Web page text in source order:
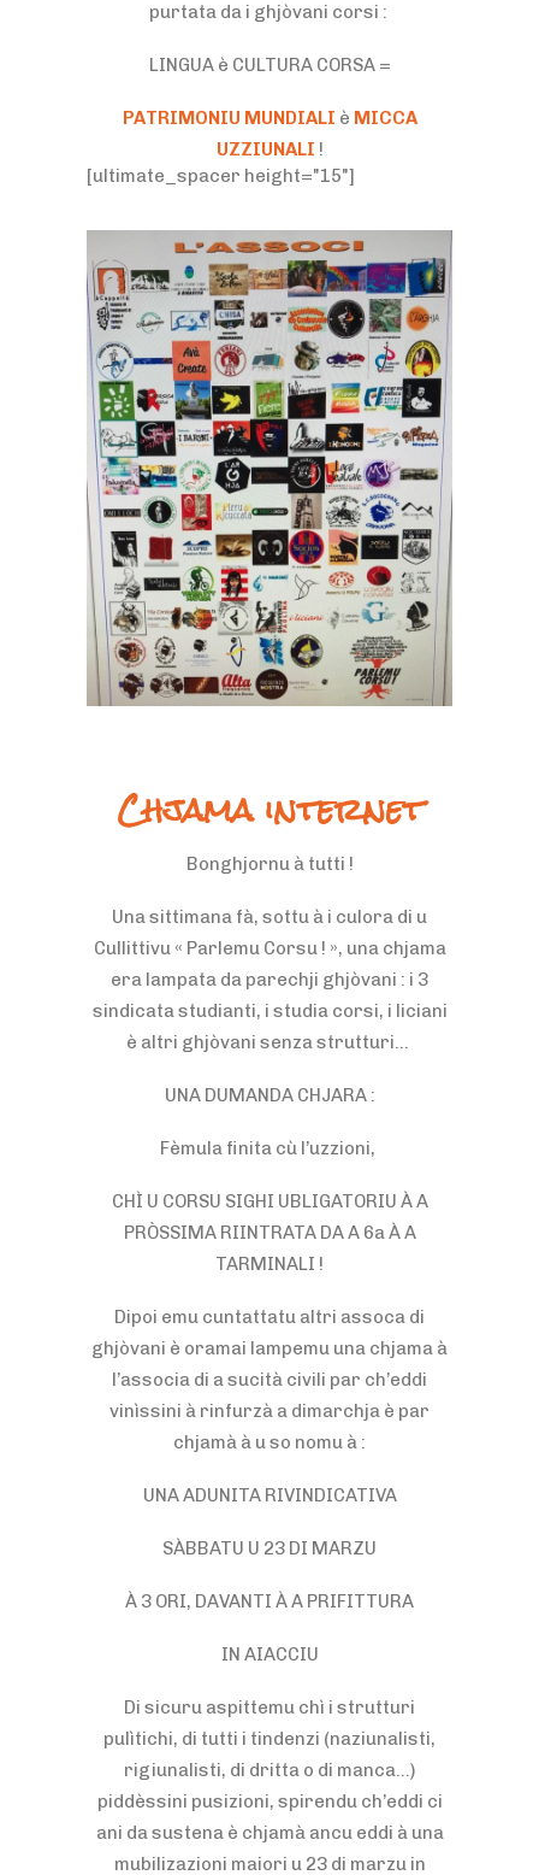
purtata da i ghjòvani corsi :
LINGUA è CULTURA CORSA =
PATRIMONIU MUNDIALI è MICCA
UZZIUNALI !
[ultimate_spacer height="15"]
Chjama internet
Bonghjornu à tutti !
Una sittimana fà, sottu à i culora di u
Cullittivu « Parlemu Corsu ! », una chjama
era lampata da parechji ghjòvani : i 3
sindicata studianti, i studia corsi, i liciani
è altri ghjòvani senza strutturi…
UNA DUMANDA CHJARA :
Fèmula finita cù l’uzzioni,
CHÌ U CORSU SIGHI UBLIGATORIU À A
PRÒSSIMA RIINTRATA DA A 6a À A
TARMINALI !
Dipoi emu cuntattatu altri assoca di
ghjòvani è oramai lampemu una chjama à
l’associa di a sucità civili par ch’eddi
vinìssini à rinfurzà a dimarchja è par
chjamà à u so nomu à :
UNA ADUNITA RIVINDICATIVA
SÀBBATU U 23 DI MARZU
À 3 ORI, DAVANTI À A PRIFITTURA
IN AIACCIU
Di sicuru aspittemu chì i strutturi
pulìtichi, di tutti i tindenzi (naziunalisti,
rigiunalisti, di dritta o di manca…)
piddèssini pusizioni, spirendu ch’eddi ci
ani da sustena è chjamà ancu eddi à una
mubilizazioni maiori u 23 di marzu in